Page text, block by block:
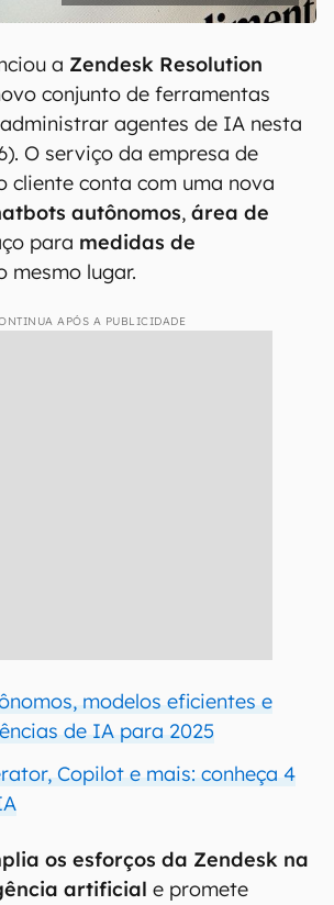
a Zendesk Resolution
conjunto de ferramentas
agentes de IA nesta
O serviço da empresa de
cliente conta com uma nova
autônomos, área de
para medidas de
mesmo lugar.
APÓS A PUBLICIDADE
modelos eficientes e
de IA para 2025
Copilot e mais: conheça 4
os esforços da Zendesk na
artificial e promete